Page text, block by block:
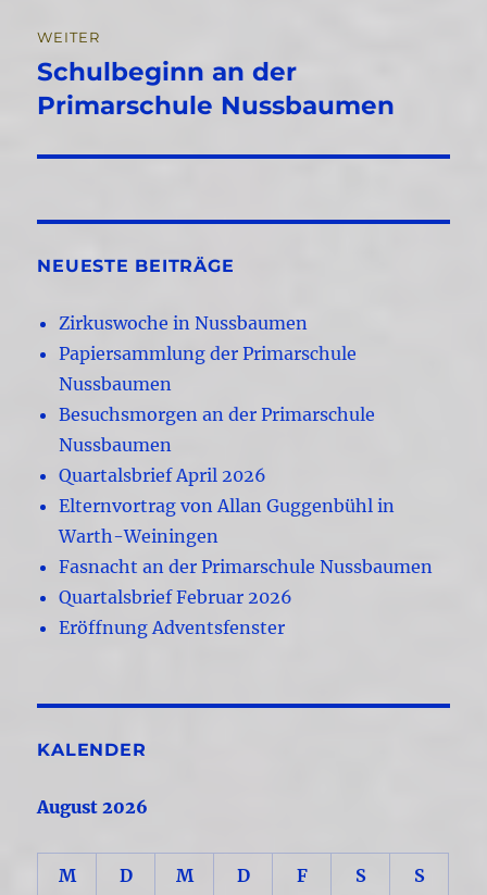
WEITER
Nächster
Beitrag:
Schulbeginn an der
Primarschule Nussbaumen
NEUESTE BEITRÄGE
Zirkuswoche in Nussbaumen
Papiersammlung der Primarschule
Nussbaumen
Besuchsmorgen an der Primarschule
Nussbaumen
Quartalsbrief April 2026
Elternvortrag von Allan Guggenbühl in
Warth-Weiningen
Fasnacht an der Primarschule Nussbaumen
Quartalsbrief Februar 2026
Eröffnung Adventsfenster
KALENDER
August 2026
M D M D F S S